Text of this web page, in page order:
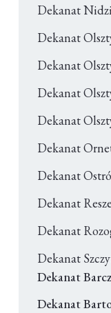
Dekanat
Dekanat
Dekanat
Dekanat
Dekanat
Dekanat
Dekanat
Dekanat
Dekanat
Dekanat
Dekanat
Dekanat